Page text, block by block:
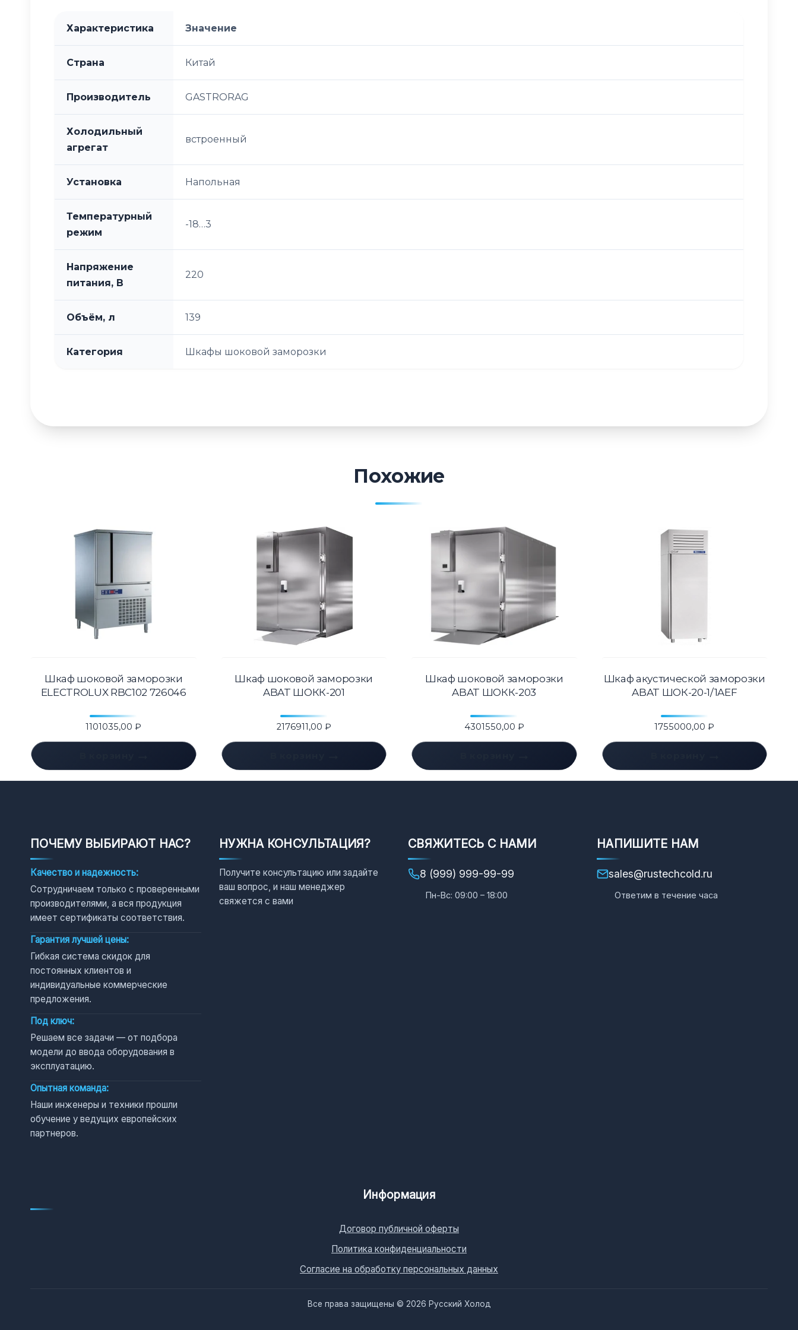
Характеристика Значение
Страна Китай
Производитель GASTRORAG
Холодильный
агрегат
встроенный
Установка Напольная
Температурный
режим
-18…3
Напряжение
питания, В
220
Объём, л 139
Категория Шкафы шоковой заморозки
Похожие
Шкаф шоковой заморозки
ELECTROLUX RBC102 726046
1101035,00₽
Шкаф шоковой заморозки
ABAT ШОКК-201
2176911,00 ₽
Шкаф шоковой заморозки
ABAT ШОКК-203
4301550,00 ₽
Шкаф акустической заморозки
ABAT ШОК-20-1/1AEF
1755000,00₽
ПОЧЕМУ ВЫБИРАЮТ НАС?
Качество и надежность:
Сотрудничаем только с проверенными
производителями, а вся продукция
имеет сертификаты соответствия.
Гарантия лучшей цены:
Гибкая система скидок для
постоянных клиентов и
индивидуальные коммерческие
предложения.
Под ключ:
Решаем все задачи — от подбора
модели до ввода оборудования в
эксплуатацию.
Опытная команда:
Наши инженеры и техники прошли
обучение у ведущих европейских
партнеров.
НУЖНА КОНСУЛЬТАЦИЯ?
Получите консультацию или задайте
ваш вопрос, и наш менеджер
свяжется с вами
СВЯЖИТЕСЬ С НАМИ
8 (999) 999-99-99
Пн-Вс: 09:00 – 18:00
НАПИШИТЕ НАМ
sales@rustechcold.ru
Ответим в течение часа
Информация
Договор публичной оферты
Политика конфиденциальности
Согласие на обработку персональных данных
Все права защищены © 2026 Русский Холод